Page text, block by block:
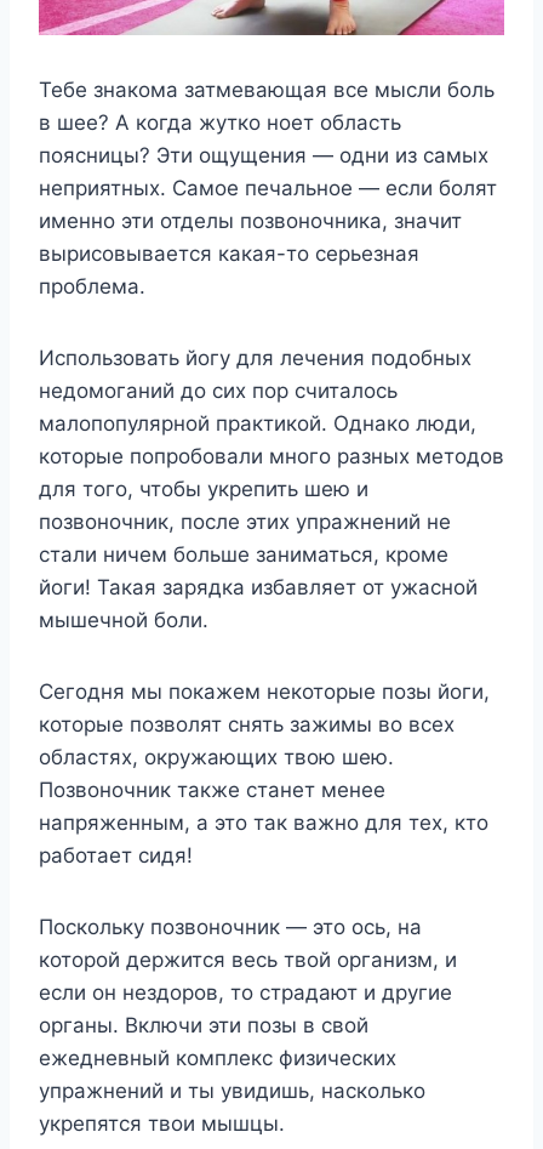
Тебе знакома затмевающая все мысли боль
в шее? А когда жутко ноет область
поясницы? Эти ощущения — одни из самых
неприятных. Самое печальное — если болят
именно эти отделы позвоночника, значит
вырисовывается какая-то серьезная
проблема.
Использовать йогу для лечения подобных
недомоганий до сих пор считалось
малопопулярной практикой. Однако люди,
которые попробовали много разных методов
для того, чтобы укрепить шею и
позвоночник, после этих упражнений не
стали ничем больше заниматься, кроме
йоги! Такая зарядка избавляет от ужасной
мышечной боли.
Сегодня мы покажем некоторые позы йоги,
которые позволят снять зажимы во всех
областях, окружающих твою шею.
Позвоночник также станет менее
напряженным, а это так важно для тех, кто
работает сидя!
Поскольку позвоночник — это ось, на
которой держится весь твой организм, и
если он нездоров, то страдают и другие
органы. Включи эти позы в свой
ежедневный комплекс физических
упражнений и ты увидишь, насколько
укрепятся твои мышцы.